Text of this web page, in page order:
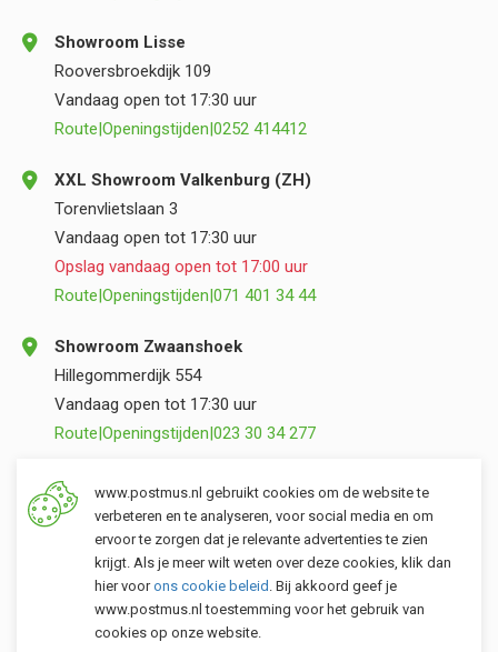
Klantenservice
Showroom Lisse
Rooversbroekdijk 109
Vandaag open tot 17:30 uur
Route|Openingstijden|0252 414412
XXL Showroom Valkenburg (ZH)
Torenvlietslaan 3
Vandaag open tot 17:30 uur
Opslag vandaag open tot 17:00 uur
Route|Openingstijden|071 401 34 44
Showroom Zwaanshoek
Hillegommerdijk 554
Vandaag open tot 17:30 uur
Route|Openingstijden|023 30 34 277
Opslag Valkenburg (ZH)
Torenvlietslaan 3
Vandaag open tot 17:00 uur
Route|Openingstijden |071 401 34 44
www.postmus.nl gebruikt cookies om de website te
verbeteren en te analyseren, voor social media en om
ervoor te zorgen dat je relevante advertenties te zien
krijgt. Als je meer wilt weten over deze cookies, klik dan
hier voorons cookie beleid . Bij akkoord geef je
www.postmus.nl toestemming voor het gebruik van
cookies op onze website.